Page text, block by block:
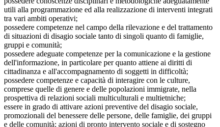
utili alla programmazione ed alla realizzazione di interventi integrati
tra vari ambiti operativi;
possedere competenze nel campo della rilevazione e del trattamento
di situazioni di disagio sociale tanto di singoli quanto di famiglie,
gruppi e comunità;
possedere adeguate competenze per la comunicazione e la gestione
dell'informazione, in particolare per quanto attiene ai diritti di
cittadinanza e all'accompagnamento di soggetti in difficoltà;
possedere competenze e capacità di interagire con le culture,
comprese quelle di genere e delle popolazioni immigrate, nella
prospettiva di relazioni sociali multiculturali e multietniche;
essere in grado di attivare azioni preventive del disagio sociale,
promozionali del benessere delle persone, delle famiglie, dei gruppi
e delle comunità; azioni di pronto intervento sociale e di sostegno